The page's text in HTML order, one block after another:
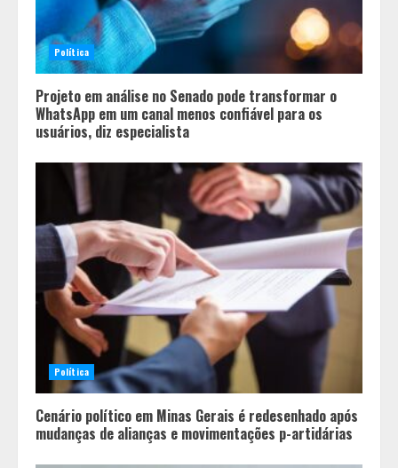
Política
Projeto em análise no Senado pode transformar o
WhatsApp em um canal menos confiável para os
usuários, diz especialista
Política
Cenário político em Minas Gerais é redesenhado após
mudanças de alianças e movimentações p-artidárias